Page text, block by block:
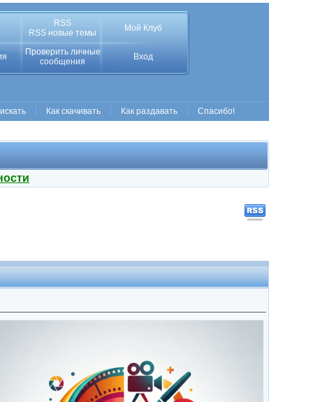
RSS
RSS новые темы
Мой Клуб
Проверить личные
сообщения
Вход
Как скачивать Как раздавать Спасибо!